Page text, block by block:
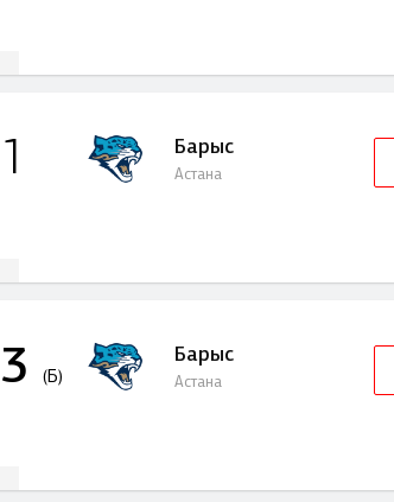
Барыс
Астана
1
Барыс
Астана
3(Б)